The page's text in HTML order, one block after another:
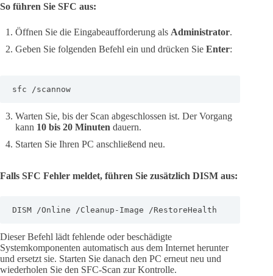
So führen Sie SFC aus:
Öffnen Sie die Eingabeaufforderung als Administrator.
Geben Sie folgenden Befehl ein und drücken Sie Enter:
sfc /scannow
Warten Sie, bis der Scan abgeschlossen ist. Der Vorgang
kann 10 bis 20 Minuten dauern.
Starten Sie Ihren PC anschließend neu.
Falls SFC Fehler meldet, führen Sie zusätzlich DISM aus:
DISM /Online /Cleanup-Image /RestoreHealth
Dieser Befehl lädt fehlende oder beschädigte
Systemkomponenten automatisch aus dem Internet herunter
und ersetzt sie. Starten Sie danach den PC erneut neu und
wiederholen Sie den SFC-Scan zur Kontrolle.